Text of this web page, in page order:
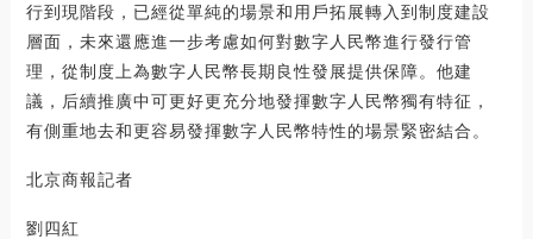
行到現階段，已經從單純的場景和用戶拓展轉入到制度建設
層面，未來還應進一步考慮如何對數字人民幣進行發行管
理，從制度上為數字人民幣長期良性發展提供保障。他建
議，后續推廣中可更好更充分地發揮數字人民幣獨有特征，
有側重地去和更容易發揮數字人民幣特性的場景緊密結合。
北京商報記者
劉四紅